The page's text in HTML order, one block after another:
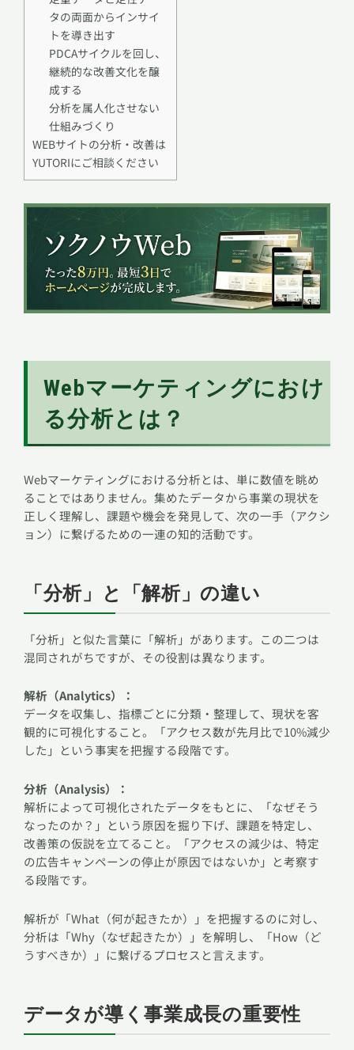
タの両面からインサイ
トを導き出す
PDCAサイクルを回し、
継続的な改善文化を醸
成する
分析を属人化させない
仕組みづくり
WEBサイトの分析・改善は
YUTORIにご相談ください
Webマーケティングにおけ
る分析とは？
Webマーケティングにおける分析とは、単に数値を眺め
ることではありません。集めたデータから事業の現状を
正しく理解し、課題や機会を発見して、次の一手（アクシ
ョン）に繋げるための一連の知的活動です。
「分析」と「解析」の違い
「分析」と似た言葉に「解析」があります。この二つは
混同されがちですが、その役割は異なります。
解析（Analytics）：
データを収集し、指標ごとに分類・整理して、現状を客
観的に可視化すること。「アクセス数が先月比で10%減少
した」という事実を把握する段階です。
分析（Analysis）：
解析によって可視化されたデータをもとに、「なぜそう
なったのか？」という原因を掘り下げ、課題を特定し、
改善策の仮説を立てること。「アクセスの減少は、特定
の広告キャンペーンの停止が原因ではないか」と考察す
る段階です。
解析が「What（何が起きたか）」を把握するのに対し、
分析は「Why（なぜ起きたか）」を解明し、「How（ど
うすべきか）」に繋げるプロセスと言えます。
データが導く事業成長の重要性